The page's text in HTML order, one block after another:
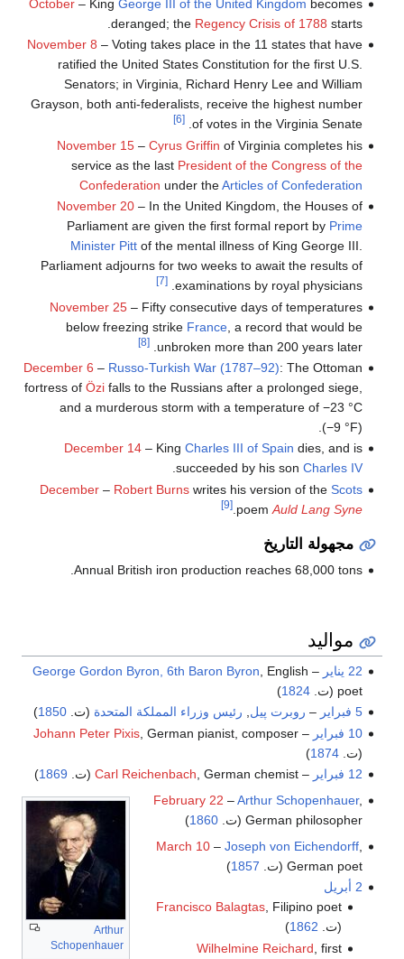
October– King George III of the United Kingdom becomes
deranged; the Regency Crisis of 1788 starts.
November 8 – Voting takes place in the 11 states that have
ratified the United States Constitution for the first U.S.
Senators; in Virginia, Richard Henry Lee and William
Grayson, both anti-federalists, receive the highest number
of votes in the Virginia Senate.
[6]
November 15– Cyrus Griffin of Virginia completes his
service as the last President of the Congress of the
Confederation under theArticles of Confederation
November 20– In the United Kingdom, the Houses of
Parliament are given the first formal report by Prime
Minister Pittof the mental illness of King George III.
Parliament adjourns for two weeks to await the results of
examinations by royal physicians.
[7]
November 25– Fifty consecutive days of temperatures
below freezing strike France, a record that would be
unbroken more than 200 years later.
[8]
December 6 – Russo-Turkish War (1787–92): The Ottoman
fortress of Özifalls to the Russians after a prolonged siege,
and a murderous storm with a temperature of −23 °C
(−9 °F).
December 14– King Charles III of Spain dies, and is
succeeded by his son Charles IV
.
December– Robert Burnswrites his version of the Scots
poem Auld Lang Syne
.
[9]
مجهولة التاريخ
Annual British iron production reaches 68,000 tons.
مواليد
22 يناير –
George Gordon Byron, 6th Baron Byron , English
poet (ت.
1824
)
5 فبراير
– روبرت پيل, رئيس وزراء المملكة المتحدة (ت.1850
)
10 فبراير
–
Johann Peter Pixis, German pianist, composer
(ت.1874
)
12 فبراير
–
Carl Reichenbach , German chemist (ت. 1869
)
Arthur
Schopenhauer
February 22 –Arthur Schopenhauer,
German philosopher (ت.
1860
)
March 10– Joseph von Eichendorff,
German poet (ت.
1857
)
2 أبريل
Francisco Balagtas, Filipino poet
(ت. 1862
)
Wilhelmine Reichard , first